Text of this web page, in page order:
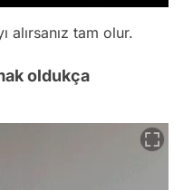
alırsanız tam olur.
oldukça